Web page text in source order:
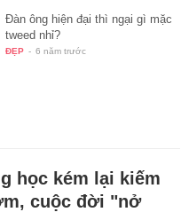
Đàn ông hiện đại thì ngại gì mặc
tweed nhỉ?
ĐẸP - 6 năm trước
học kém lại kiếm
cuộc đời "nở